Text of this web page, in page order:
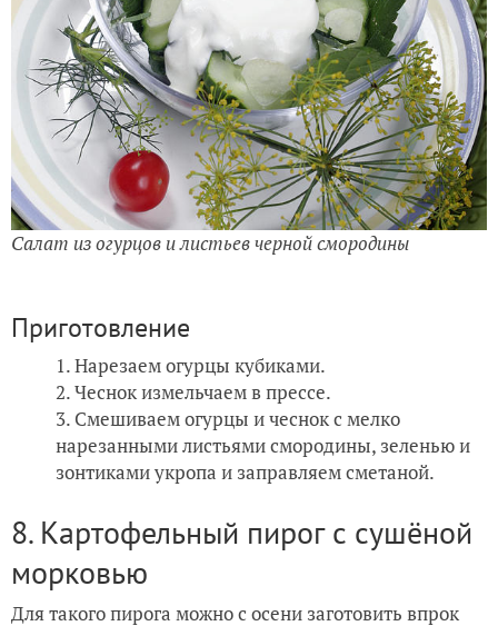
Салат из огурцов и листьев черной смородины
Приготовление
Нарезаем огурцы кубиками.
Чеснок измельчаем в прессе.
Смешиваем огурцы и чеснок с мелко
нарезанными листьями смородины, зеленью и
зонтиками укропа и заправляем сметаной.
8. Картофельный пирог с сушёной
морковью
Для такого пирога можно с осени заготовить впрок